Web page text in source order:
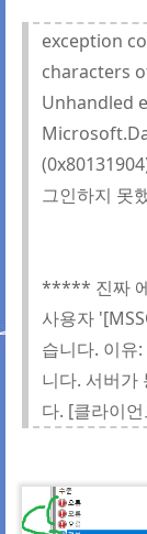
exception
characters
Unhandled
그인하지 못
***** 진짜
사용자
습니다. 이유
니다. 서버가
다. [클라이